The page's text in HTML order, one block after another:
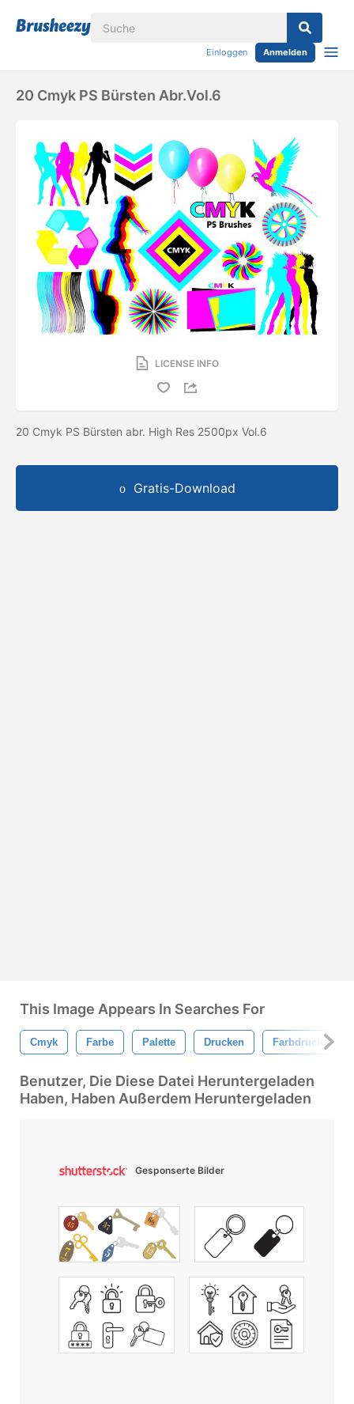
Einloggen Anmelden
20 Cmyk PS Bürsten Abr.Vol.6
LICENSE INFO
20 Cmyk PS Bürsten abr. High Res 2500px Vol.6
Gratis-Download
This Image Appears In Searches For
Cmyk Farbe Palette Drucken Farbdruck
Benutzer, Die Diese Datei Heruntergeladen
Haben, Haben Außerdem Heruntergeladen
Gesponserte Bilder